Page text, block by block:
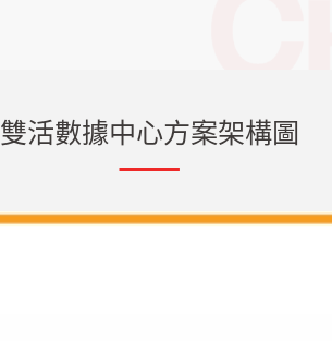
雙活數據中心方案架構圖